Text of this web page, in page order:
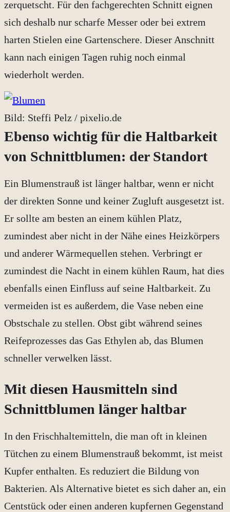
zerquetscht. Für den fachgerechten Schnitt eignen
sich deshalb nur scharfe Messer oder bei extrem
harten Stielen eine Gartenschere. Dieser Anschnitt
kann nach einigen Tagen ruhig noch einmal
wiederholt werden.
Bild: Steffi Pelz / pixelio.de
Ebenso wichtig für die Haltbarkeit
von Schnittblumen: der Standort
Ein Blumenstrauß ist länger haltbar, wenn er nicht
der direkten Sonne und keiner Zugluft ausgesetzt ist.
Er sollte am besten an einem kühlen Platz,
zumindest aber nicht in der Nähe eines Heizkörpers
und anderer Wärmequellen stehen. Verbringt er
zumindest die Nacht in einem kühlen Raum, hat dies
ebenfalls einen Einfluss auf seine Haltbarkeit. Zu
vermeiden ist es außerdem, die Vase neben eine
Obstschale zu stellen. Obst gibt während seines
Reifeprozesses das Gas Ethylen ab, das Blumen
schneller verwelken lässt.
Mit diesen Hausmitteln sind
Schnittblumen länger haltbar
In den Frischhaltemitteln, die man oft in kleinen
Tütchen zu einem Blumenstrauß bekommt, ist meist
Kupfer enthalten. Es reduziert die Bildung von
Bakterien. Als Alternative bietet es sich daher an, ein
Centstück oder einen anderen kupfernen Gegenstand